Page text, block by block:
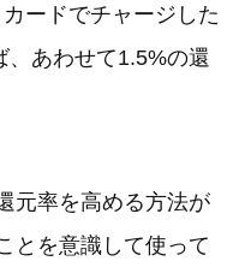
ードでチャージした
あわせて1.5%の還
元率を高める方法が
とを意識して使って